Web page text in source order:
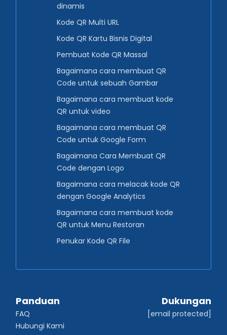
dinamis
Kode QR Multi URL
Kode QR Kartu Bisnis Digital
Pembuat Kode QR Massal
Bagaimana cara membuat QR
Code untuk sebuah Gambar
Bagaimana cara membuat kode
QR untuk video
Bagaimana cara membuat QR
Code untuk Google Form
Bagaimana Cara Membuat QR
Code dengan Logo
Bagaimana cara melacak kode QR
dengan Google Analytics
Bagaimana cara membuat kode
QR untuk Menu Restoran
Penukar Kode QR File
Panduan
FAQ
Hubungi Kami
Dukungan
[email protected]